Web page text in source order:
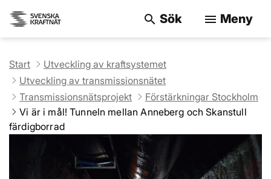
search Sök menu Meny
Start
Utveckling av kraftsystemet
Utveckling av transmissionsnätet
Transmissionsnätsprojekt
Förstärkningar Stockholm
Vi är i mål! Tunneln mellan Anneberg och Skanstull
färdigborrad